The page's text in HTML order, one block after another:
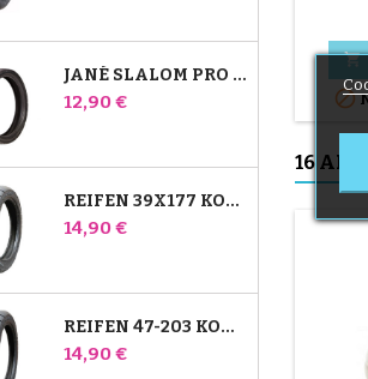
JANÉ SLALOM PRO UND POWERTWIN KINDERWAGENREIFEN
Preis
12,90 €
REIFEN 39X177 KOMPATIBEL MIT BUGABOO DONKEY KINDERWAGEN - FÜR VORDERRAD
Preis
14,90 €
REIFEN 47-203 KOMPATIBEL MIT BUGABOO DONKEY KINDERWAGEN - FÜR HINTERRAD
Preis
14,90 €
Bébé


16